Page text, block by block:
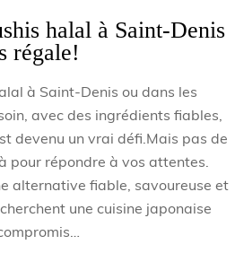
halal à Saint-Denis
régale!
à Saint-Denis ou dans les
avec des ingrédients fiables,
devenu un vrai défi.Mais pas de
pour répondre à vos attentes.
alternative fiable, savoureuse et
une cuisine japonaise